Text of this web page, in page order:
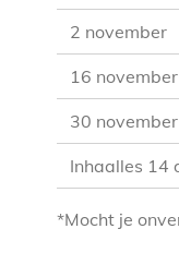
2 november
16 november
30 november
Inhaalles 14
*Mocht je